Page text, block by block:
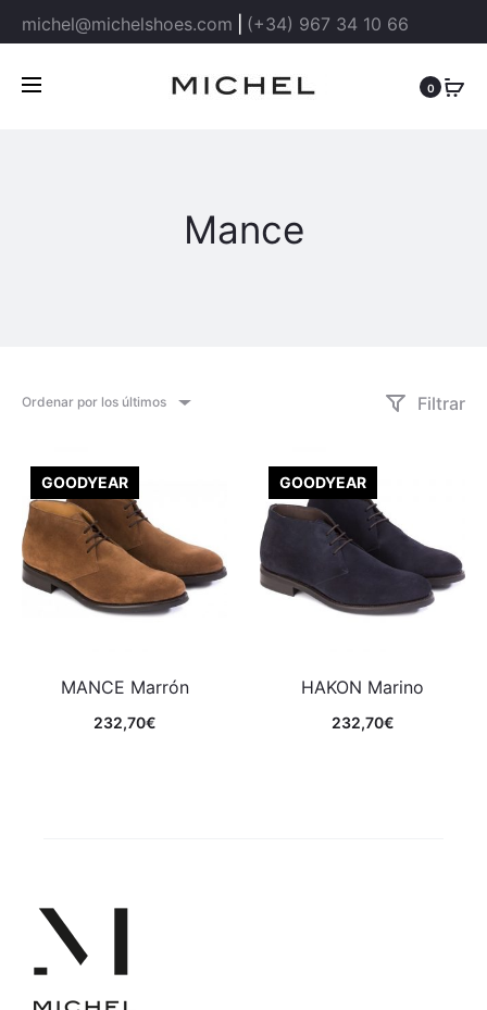
michel@michelshoes.com (+34) 967 34 10 66
0
Mance
Ordenar por los últimos Filtrar
GOODYEAR
MANCE Marrón
232,70€
GOODYEAR
HAKON Marino
232,70€